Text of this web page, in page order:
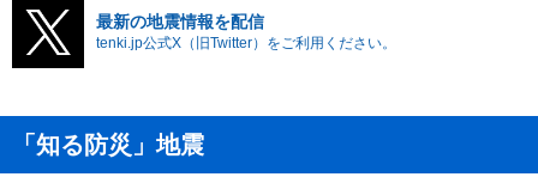
最新の地震情報を配信
tenki.jp公式X（旧Twitter）をご利用ください。
「知る防災」地震